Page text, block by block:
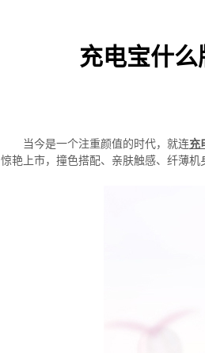
充电宝什
当今是一个注重颜值的时代，就连充
惊艳上市，撞色搭配、亲肤触感、纤薄